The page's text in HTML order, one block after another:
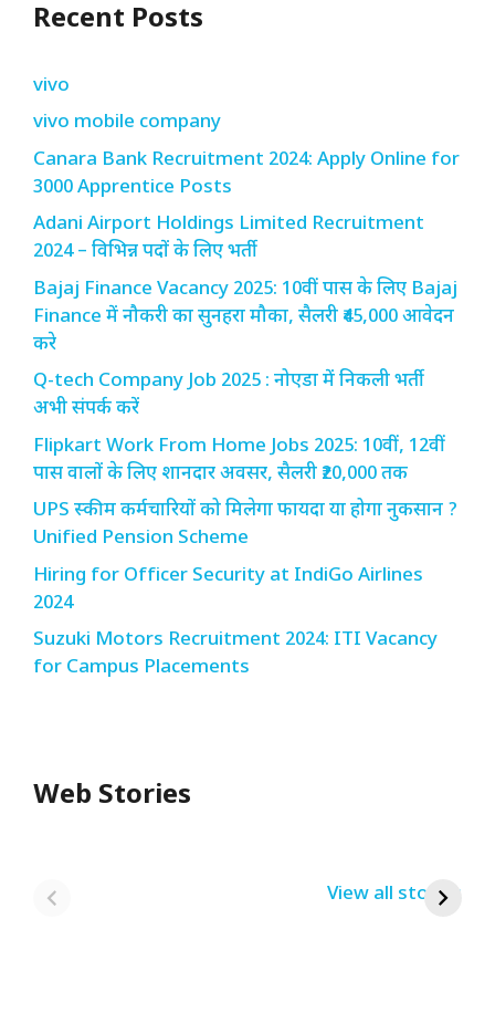
Recent Posts
vivo
vivo mobile company
Canara Bank Recruitment 2024: Apply Online for
3000 Apprentice Posts
Adani Airport Holdings Limited Recruitment
2024 – विभिन्न पदों के लिए भर्ती
Bajaj Finance Vacancy 2025: 10वीं पास के लिए Bajaj
Finance में नौकरी का सुनहरा मौका, सैलरी ₹45,000 आवेदन
करे
Q-tech Company Job 2025 : नोएडा में निकली भर्ती
अभी संपर्क करें
Flipkart Work From Home Jobs 2025: 10वीं, 12वीं
पास वालों के लिए शानदार अवसर, सैलरी ₹20,000 तक
UPS स्कीम कर्मचारियों को मिलेगा फायदा या होगा नुकसान ?
Unified Pension Scheme
Hiring for Officer Security at IndiGo Airlines
2024
Suzuki Motors Recruitment 2024: ITI Vacancy
for Campus Placements
Web Stories
View all stories
Sale 2024
By USRPTV.COM
From Home Job
| घर बैठे कमाओ
By USRPTV.COM